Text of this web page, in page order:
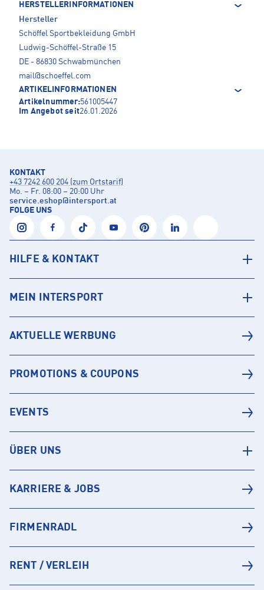
HERSTELLERINFORMATIONEN
Hersteller
Schöffel Sportbekleidung GmbH
Ludwig-Schöffel-Straße 15
DE - 86830 Schwabmünchen
mail@schoeffel.com
ARTIKELINFORMATIONEN
Artikelnummer:561005447
Im Angebot seit26.01.2026
KONTAKT
+43 7242 600 204 (zum Ortstarif)
Mo. – Fr. 08:00 – 20:00 Uhr
service.eshop@intersport.at
FOLGE UNS
HILFE & KONTAKT
MEIN INTERSPORT
AKTUELLE WERBUNG
PROMOTIONS & COUPONS
EVENTS
ÜBER UNS
KARRIERE & JOBS
FIRMENRADL
RENT / VERLEIH